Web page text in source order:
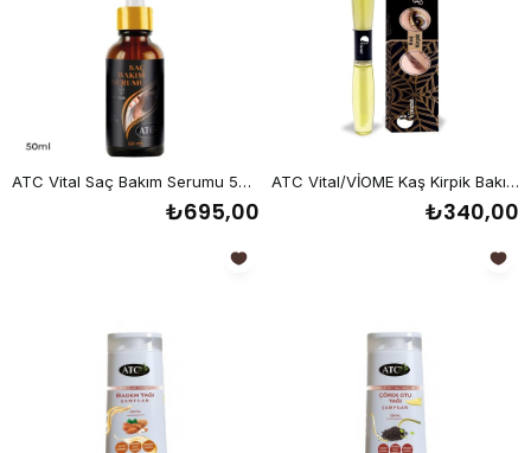
ATC Vital Saç Bakım Serumu 50 ml
₺695,00
ATC Vital/VİOME Kaş Kirpik Bakım Yağı 20 ml
₺340,00